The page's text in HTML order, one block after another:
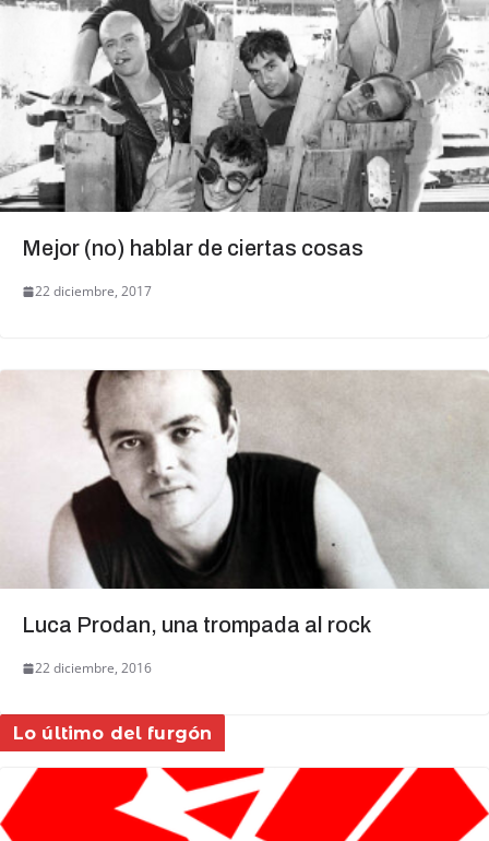
Mejor (no) hablar de ciertas cosas
22 diciembre, 2017
Luca Prodan, una trompada al rock
22 diciembre, 2016
Lo último del furgón